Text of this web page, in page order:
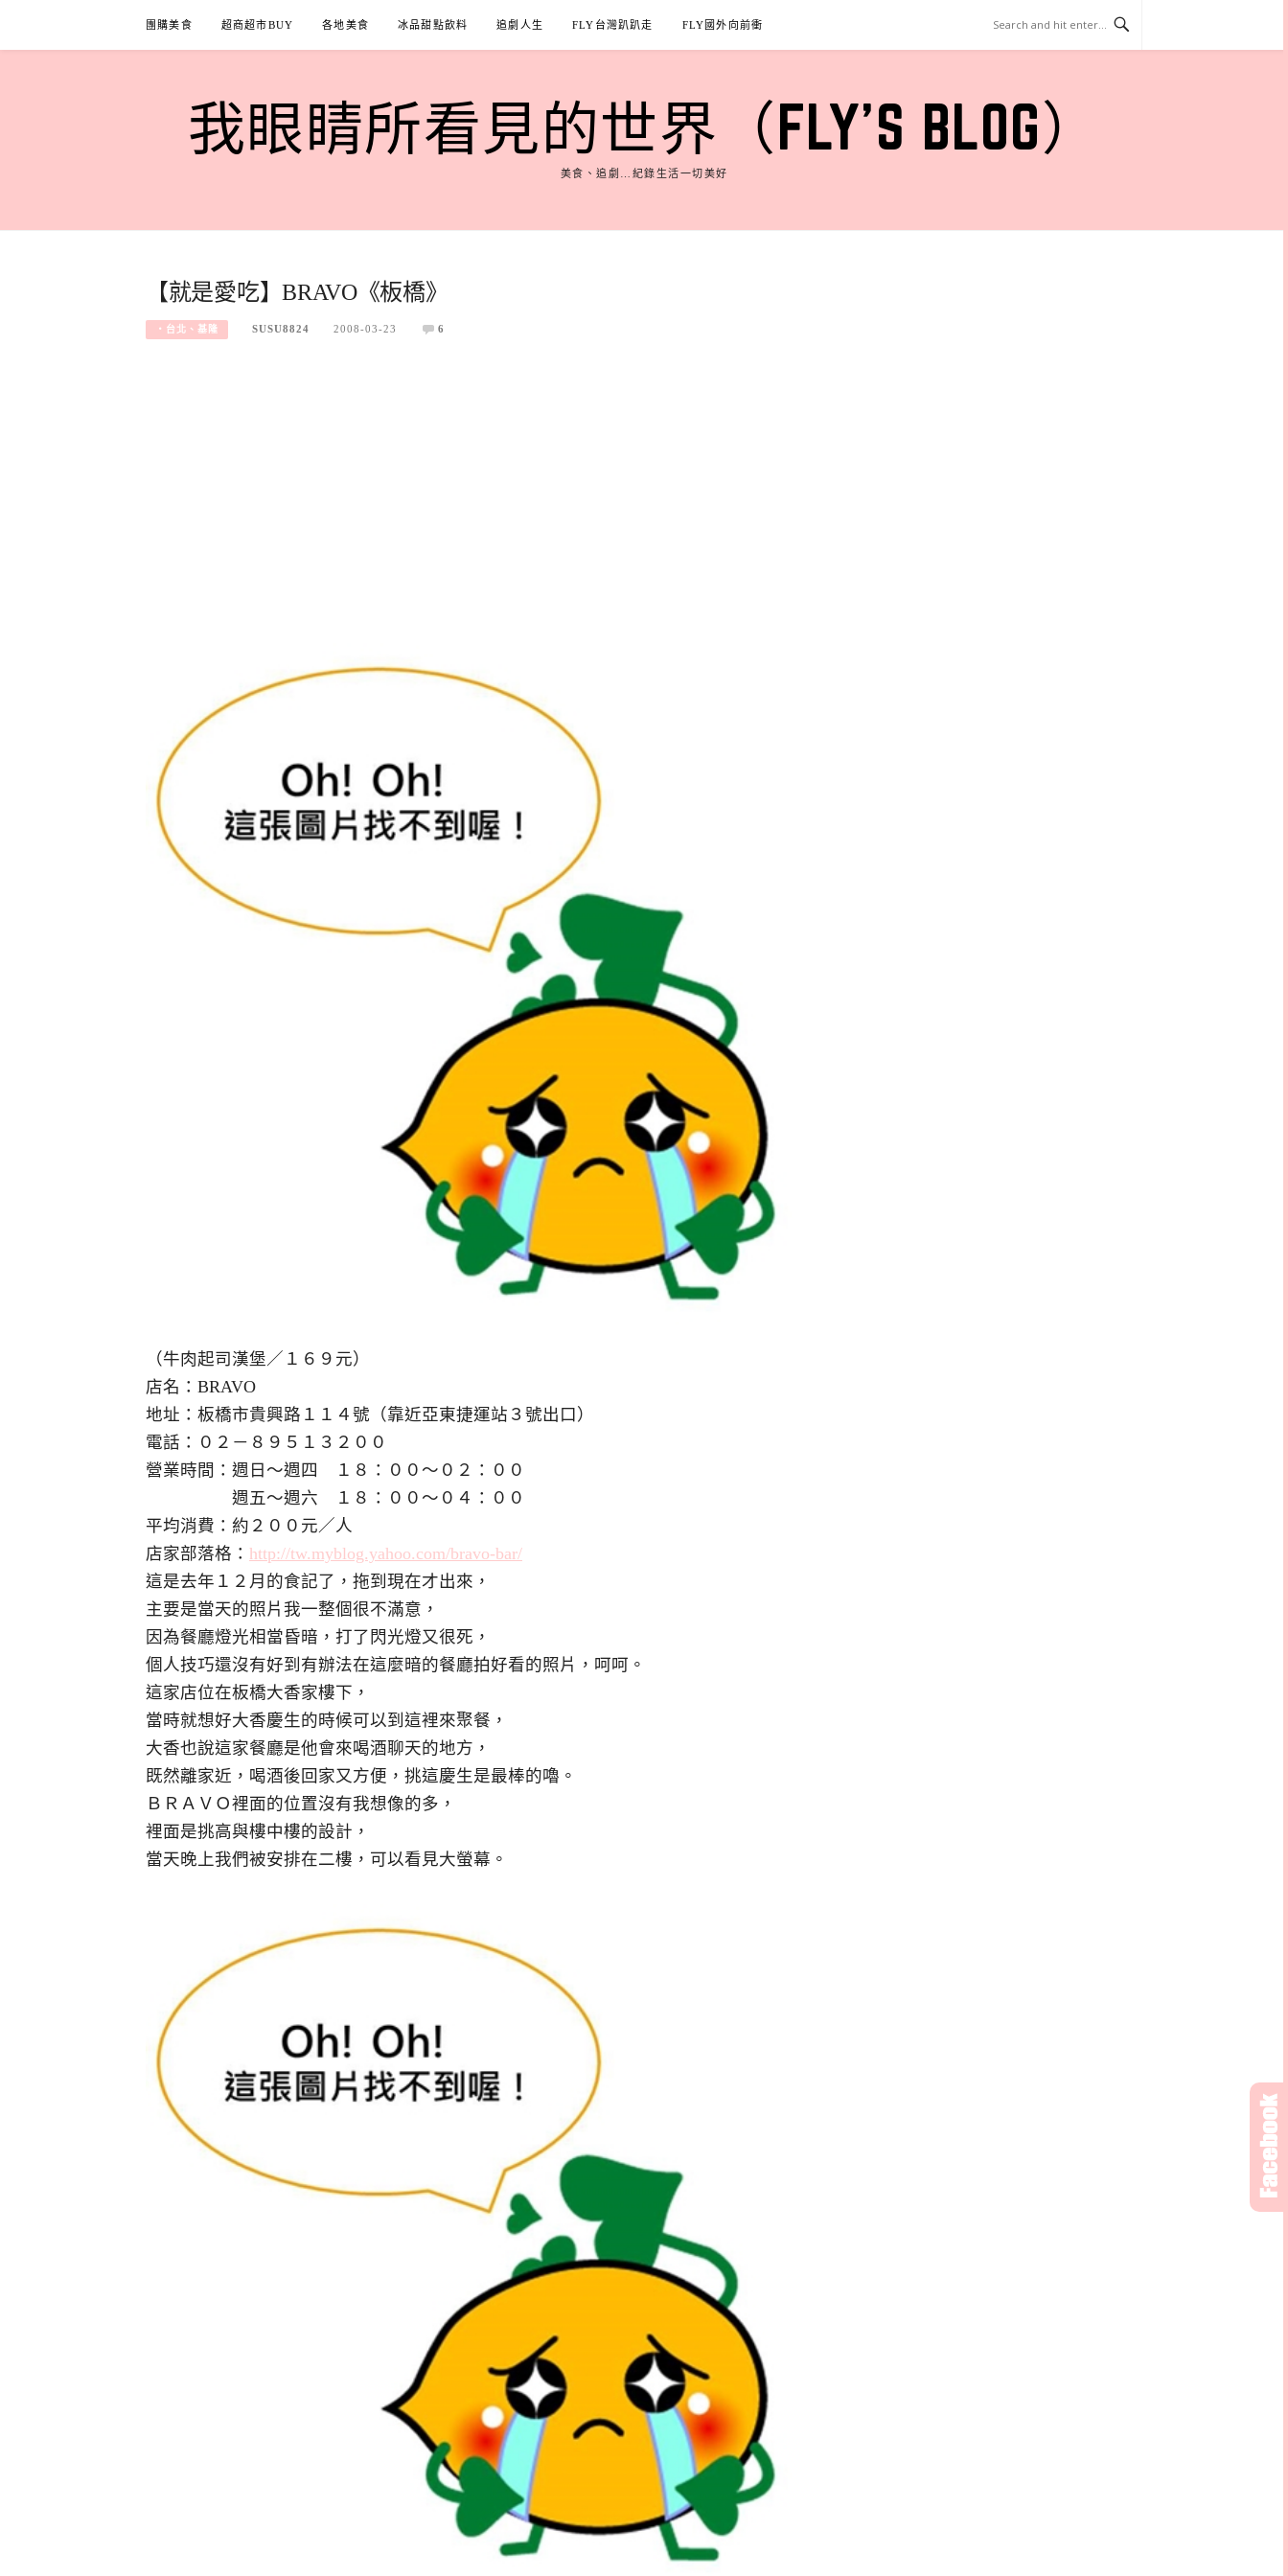
content
團購美食 超商超市BUY 各地美食 冰品甜點飲料 追劇人生 FLY台灣趴趴走 FLY國外向前衝
我眼睛所看見的世界（FLY'S BLOG）
美食、追劇…紀錄生活一切美好
【就是愛吃】BRAVO《板橋》
‧台北、基隆 SUSU8824 2008-03-23 6
（牛肉起司漢堡／１６９元）
店名：BRAVO
地址：板橋市貴興路１１４號（靠近亞東捷運站３號出口）
電話：０２－８９５１３２００
營業時間：週日～週四 １８：００～０２：００
週五～週六 １８：００～０４：００
平均消費：約２００元／人
店家部落格： http://tw.myblog.yahoo.com/bravo-bar/
這是去年１２月的食記了，拖到現在才出來，
主要是當天的照片我一整個很不滿意，
因為餐廳燈光相當昏暗，打了閃光燈又很死，
個人技巧還沒有好到有辦法在這麼暗的餐廳拍好看的照片，呵呵。
這家店位在板橋大香家樓下，
當時就想好大香慶生的時候可以到這裡來聚餐，
大香也說這家餐廳是他會來喝酒聊天的地方，
既然離家近，喝酒後回家又方便，挑這慶生是最棒的嚕。
ＢＲＡＶＯ裡面的位置沒有我想像的多，
裡面是挑高與樓中樓的設計，
當天晚上我們被安排在二樓，可以看見大螢幕。